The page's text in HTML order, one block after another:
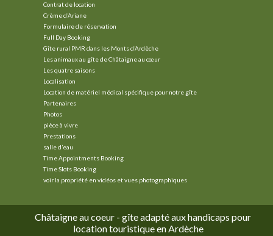
Contrat de location
Crème d’Ariane
Formulaire de réservation
Full Day Booking
Gîte rural PMR dans les Monts d’Ardèche
Les animaux au gîte de Châtaigne au cœur
Les quatre saisons
Localisation
Location de matériel médical spécifique pour notre gîte
Partenaires
Photos
pièce à vivre
Prestations
salle d’eau
Time Appointments Booking
Time Slots Booking
voir la propriété en vidéos et vues photographiques
Châtaigne au coeur - gîte adapté aux handicaps pour
location touristique en Ardèche